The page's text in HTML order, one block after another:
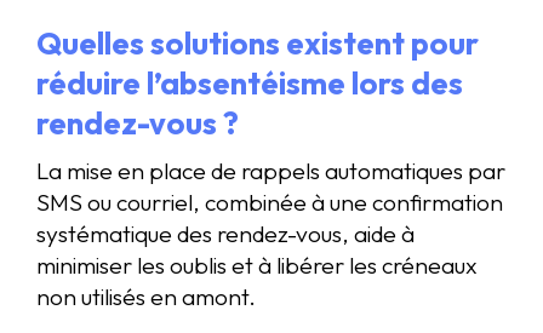
Quelles solutions existent pour
réduire l’absentéisme lors des
rendez-vous ?
La mise en place de rappels automatiques par
SMS ou courriel, combinée à une confirmation
systématique des rendez-vous, aide à
minimiser les oublis et à libérer les créneaux
non utilisés en amont.